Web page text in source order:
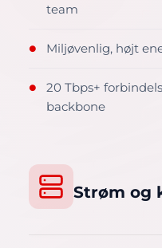
team
● Miljøvenlig, højt
●
20 Tbps+
backbone
Strøm og